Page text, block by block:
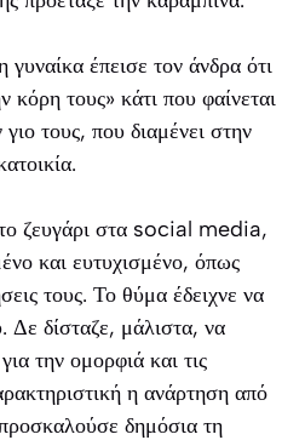
έπεισε τον άνδρα ότι
κόρη τους» κάτι που φαίνεται
τους, που διαμένει στην
ζευγάρι στα social media,
και ευτυχισμένο, όπως
τους. Το θύμα έδειχνε να
Δε δίσταζε, μάλιστα, να
την ομορφιά και τις
η ανάρτηση από
δημόσια τη